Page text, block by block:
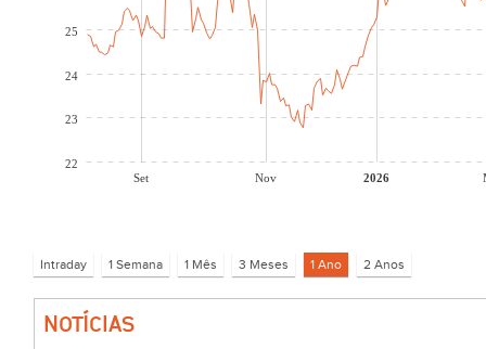
Set Nov 2026
22
23
24
25
NOTÍCIAS